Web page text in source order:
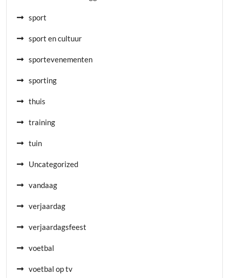
sport
sport en cultuur
sportevenementen
sporting
thuis
training
tuin
Uncategorized
vandaag
verjaardag
verjaardagsfeest
voetbal
voetbal op tv